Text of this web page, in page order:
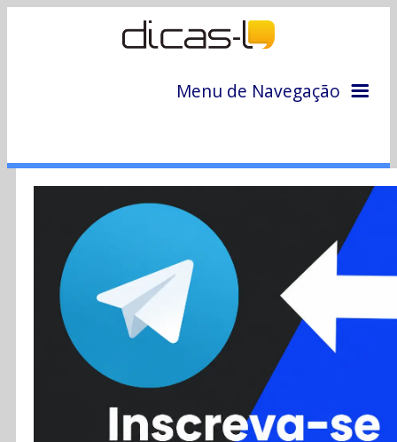
Menu de Navegação
Colunas
Colaboradores
Cursos